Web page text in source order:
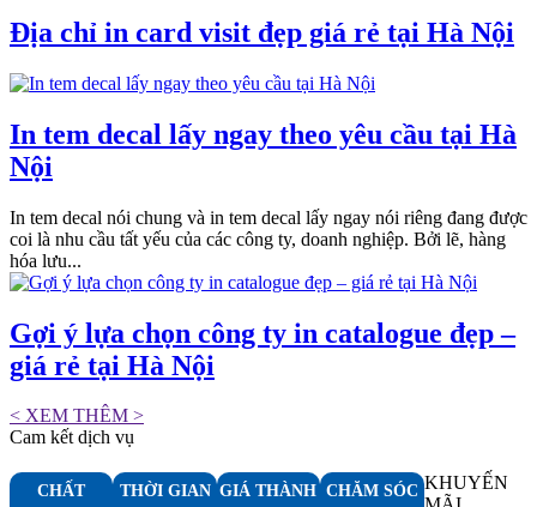
Địa chỉ in card visit đẹp giá rẻ tại Hà Nội
In tem decal lấy ngay theo yêu cầu tại Hà
Nội
In tem decal nói chung và in tem decal lấy ngay nói riêng đang được
coi là nhu cầu tất yếu của các công ty, doanh nghiệp. Bởi lẽ, hàng
hóa lưu...
Gợi ý lựa chọn công ty in catalogue đẹp –
giá rẻ tại Hà Nội
< XEM THÊM >
Cam kết dịch vụ
CHẤT THỜI GIAN GIÁ THÀNH CHĂM SÓC KHUYẾN